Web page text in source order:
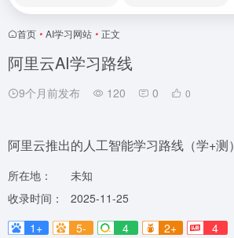
首页 • AI学习网站 • 正文
阿里云AI学习路线
9个月前发布 120 0 0
阿里云推出的人工智能学习路线（学+测）
所在地：
未知
收录时间：
2025-11-25
1+
5- 4 2+ 4